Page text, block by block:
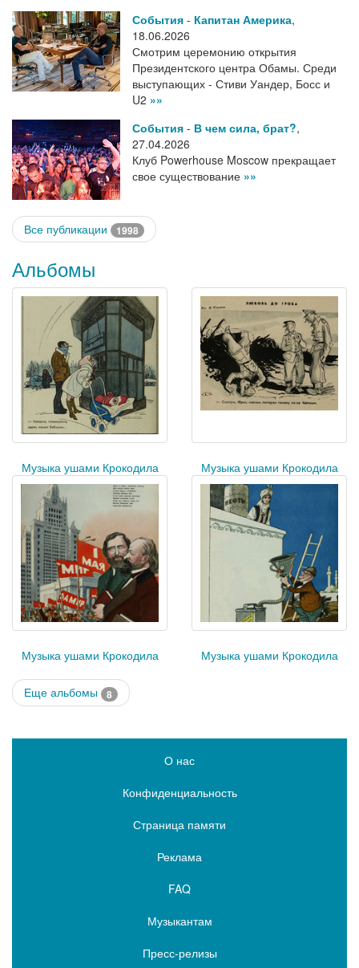
События - Капитан Америка,
18.06.2026
Смотрим церемонию открытия
Президентского центра Обамы. Среди
выступающих - Стиви Уандер, Босс и
U2 »»
События - В чем сила, брат?,
27.04.2026
Клуб Powerhouse Moscow прекращает
свое существование »»
Все публикации 1998
Альбомы
Музыка ушами Крокодила Музыка ушами Крокодила
Музыка ушами Крокодила Музыка ушами Крокодила
Еще альбомы 8
О нас
Конфиденциальность
Страница памяти
Реклама
FAQ
Музыкантам
Пресс-релизы